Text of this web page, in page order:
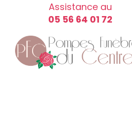
Assistance au
05 56 64 01 72